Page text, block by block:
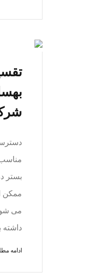
بستر
ممکن
می
داشته
ادامه